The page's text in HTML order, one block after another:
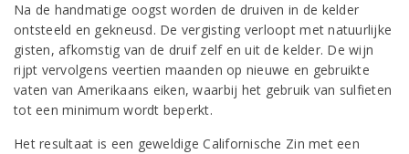
Na de handmatige oogst worden de druiven in de kelder
ontsteeld en gekneusd. De vergisting verloopt met natuurlijke
gisten, afkomstig van de druif zelf en uit de kelder. De wijn
rijpt vervolgens veertien maanden op nieuwe en gebruikte
vaten van Amerikaans eiken, waarbij het gebruik van sulfieten
tot een minimum wordt beperkt.
Het resultaat is een geweldige Californische Zin met een